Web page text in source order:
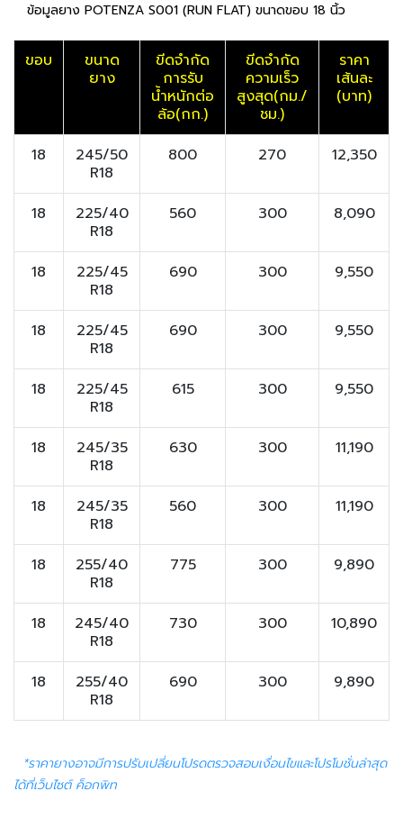
ข้อมูลยาง POTENZA S001 (RUN FLAT) ขนาดขอบ 18 นิ้ว
ขอบ
ขนาด
ยาง
ขีดจำกัด
การรับ
น้ำหนักต่อ
ล้อ(กก.)
ขีดจำกัด
ความเร็ว
สูงสุด(กม./
ชม.)
ราคา
เส้นละ
(บาท)
18
245/50
R18
800 270 12,350
18
225/40
R18
560 300 8,090
18
225/45
R18
690 300 9,550
18
225/45
R18
690 300 9,550
18
225/45
R18
615 300 9,550
18
245/35
R18
630 300 11,190
18
245/35
R18
560 300 11,190
18
255/40
R18
775 300 9,890
18
245/40
R18
730 300 10,890
18
255/40
R18
690 300 9,890
*ราคายางอาจมีการปรับเปลี่ยนโปรดตรวจสอบเงื่อนไขและโปรโมชั่นล่าสุด
ได้ที่เว็บไซต์ ค็อกพิท